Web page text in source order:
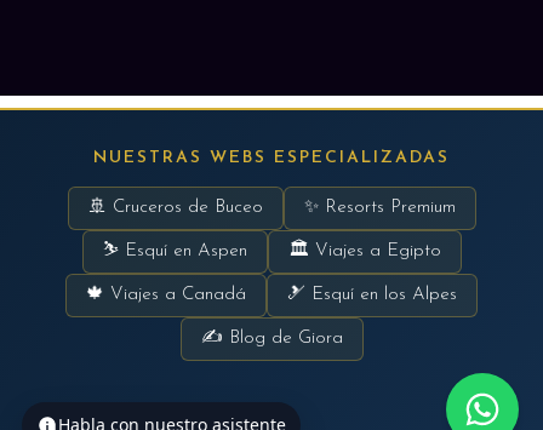
NUESTRAS WEBS ESPECIALIZADAS
🚢 Cruceros de Buceo ✨ Resorts Premium
⛷ Esquí en Aspen 🏛 Viajes a Egipto
🍁 Viajes a Canadá 🎿 Esquí en los Alpes
✍ Blog de Giora
Habla con nuestro asistente